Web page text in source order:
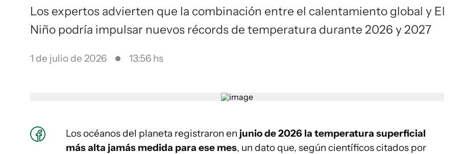
Los expertos advierten que la combinación entre el calentamiento global y El
Niño podría impulsar nuevos récords de temperatura durante 2026 y 2027
1 de julio de 2026 13:56 hs
Los océanos del planeta registraron en junio de 2026 la temperatura superficial
más alta jamás medida para ese mes, un dato que, según científicos citados por